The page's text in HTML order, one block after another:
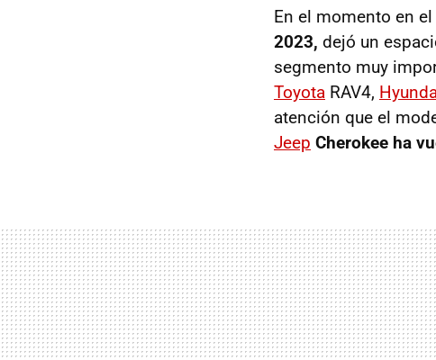
En el momento en
2023, dejó un
segmento muy
Toyota RAV4,
atención que el
Jeep Cherokee ha